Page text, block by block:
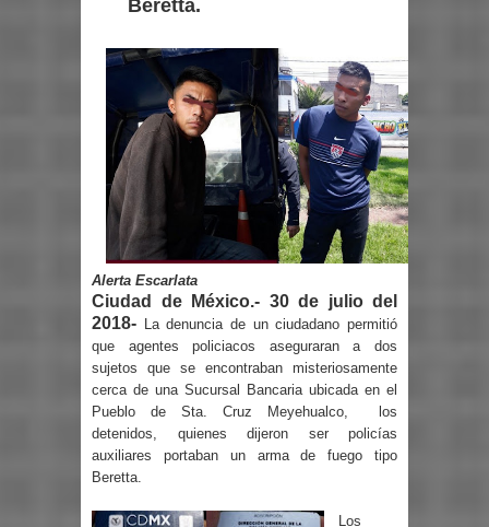
Beretta.
Alerta Escarlata
Ciudad de México.- 30 de julio del
2018- La denuncia de un ciudadano permitió
que agentes policiacos aseguraran a dos
sujetos que se encontraban misteriosamente
cerca de una Sucursal Bancaria ubicada en el
Pueblo de Sta. Cruz Meyehualco,
los
detenidos, quienes dijeron ser policías
auxiliares portaban un arma de fuego tipo
Beretta.
Los